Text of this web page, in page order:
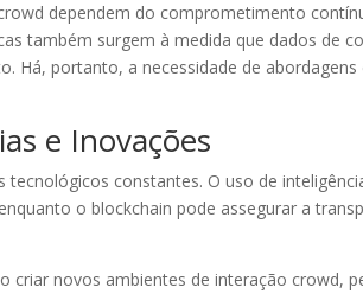
dependem do comprometimento
também surgem à medida que dados de
portanto, a necessidade de
e Inovações
constantes. O uso de
o blockchain pode assegurar a
novos ambientes de interação crowd,